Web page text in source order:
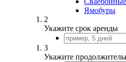
Ямобуры
2
Укажите срок аренды
3
Укажите